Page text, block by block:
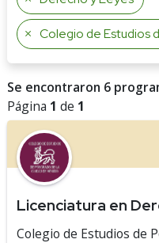
Colegio de Estudios de
Se encontraron 6
Página 1 de 1
Licenciatura en
Colegio de Estudios de